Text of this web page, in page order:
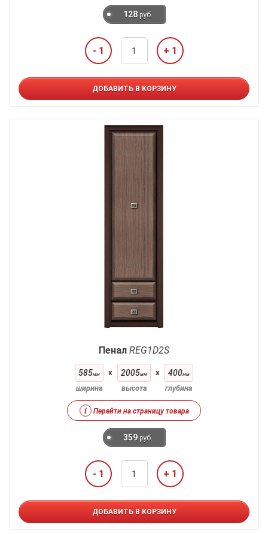
128 руб.
- 1 + 1
ДОБАВИТЬ В КОРЗИНУ
Пенал REG1D2S
585мм
ширина
x 2005мм
высота
x 400мм
глубина
i Перейти на страницу товара
359 руб.
- 1 + 1
ДОБАВИТЬ В КОРЗИНУ